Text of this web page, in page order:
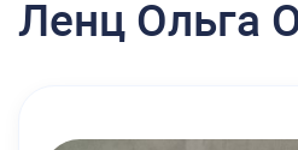
Ленц Ольга